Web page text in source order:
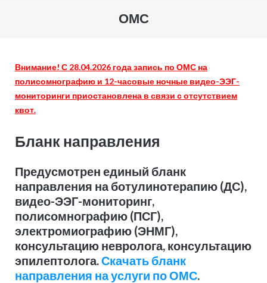
ОМС
Внимание! С 28.04.2026 года запись по ОМС на
полисомнографию и 12-часовые ночные видео-ЭЭГ-
мониторинги приостановлена в связи с отсутствием
квот.
Бланк направления
Предусмотрен единый бланк
направления на ботулинотерапию (ДС),
видео-ЭЭГ-мониторинг,
полисомнографию (ПСГ),
электромиографию (ЭНМГ),
консультацию невролога, консультацию
эпилептолога.Скачать бланк
направления на услуги по ОМС.